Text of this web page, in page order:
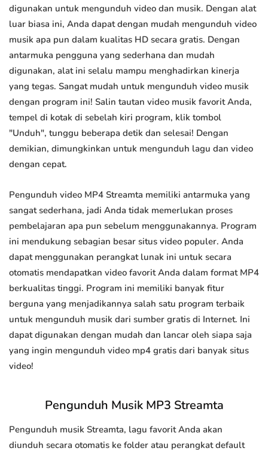
digunakan untuk mengunduh video dan musik. Dengan alat
luar biasa ini, Anda dapat dengan mudah mengunduh video
musik apa pun dalam kualitas HD secara gratis. Dengan
antarmuka pengguna yang sederhana dan mudah
digunakan, alat ini selalu mampu menghadirkan kinerja
yang tegas. Sangat mudah untuk mengunduh video musik
dengan program ini! Salin tautan video musik favorit Anda,
tempel di kotak di sebelah kiri program, klik tombol
"Unduh", tunggu beberapa detik dan selesai! Dengan
demikian, dimungkinkan untuk mengunduh lagu dan video
dengan cepat.
Pengunduh video MP4 Streamta memiliki antarmuka yang
sangat sederhana, jadi Anda tidak memerlukan proses
pembelajaran apa pun sebelum menggunakannya. Program
ini mendukung sebagian besar situs video populer. Anda
dapat menggunakan perangkat lunak ini untuk secara
otomatis mendapatkan video favorit Anda dalam format MP4
berkualitas tinggi. Program ini memiliki banyak fitur
berguna yang menjadikannya salah satu program terbaik
untuk mengunduh musik dari sumber gratis di Internet. Ini
dapat digunakan dengan mudah dan lancar oleh siapa saja
yang ingin mengunduh video mp4 gratis dari banyak situs
video!
Pengunduh Musik MP3 Streamta
Pengunduh musik Streamta, lagu favorit Anda akan
diunduh secara otomatis ke folder atau perangkat default